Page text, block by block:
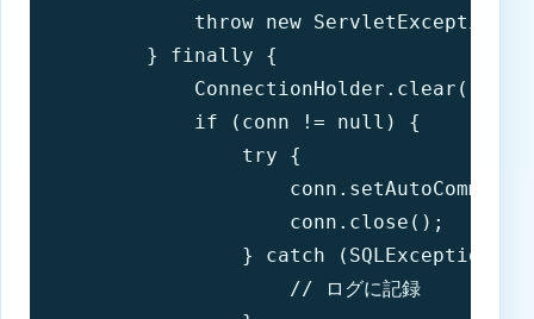
throw new
        } finally {
            ConnectionHolder.clear();
            if (conn != null) {
                try {
                    conn.close();
} catch (SQLException e)
                    // ログに記録